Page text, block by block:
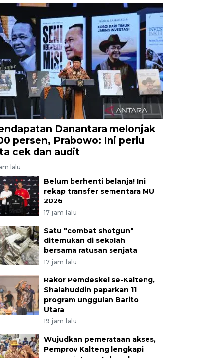
Danantara melonjak
persen, Prabowo: Ini perlu
cek dan audit
lalu
Belum berhenti belanja! Ini
rekap transfer sementara MU
2026
17 jam lalu
Satu "combat shotgun"
ditemukan di sekolah
bersama ratusan senjata
17 jam lalu
Rakor Pemdeskel se-Kalteng,
Shalahuddin paparkan 11
program unggulan Barito
Utara
19 jam lalu
Wujudkan pemerataan akses,
Pemprov Kalteng lengkapi